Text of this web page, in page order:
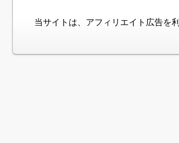
当サイトは、アフィリエイト広告を